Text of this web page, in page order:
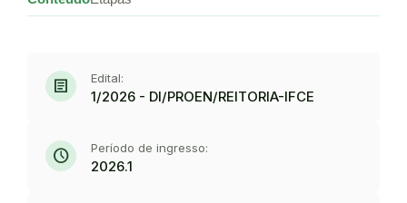
article Edital:
1/2026 - DI/PROEN/REITORIA-IFCE
schedule Período de ingresso:
2026.1